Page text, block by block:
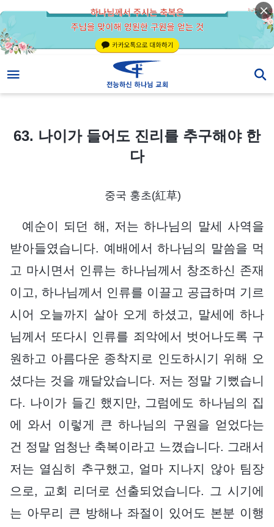
63. 나이가 들어도 진리를 추구해야 한다
63. 나이가 들어도 진리를 추구해야 한
다
중국 훙초(紅草)
예순이 되던 해, 저는 하나님의 말세 사역을
받아들였습니다. 예배에서 하나님의 말씀을 먹
고 마시면서 인류는 하나님께서 창조하신 존재
이고, 하나님께서 인류를 이끌고 공급하며 기르
시어 오늘까지 살아 오게 하셨고, 말세에 하나
님께서 또다시 인류를 죄악에서 벗어나도록 구
원하고 아름다운 종착지로 인도하시기 위해 오
셨다는 것을 깨달았습니다. 저는 정말 기뻤습니
다. 나이가 들긴 했지만, 그럼에도 하나님의 집
에 와서 이렇게 큰 하나님의 구원을 얻었다는
건 정말 엄청난 축복이라고 느꼈습니다. 그래서
저는 열심히 추구했고, 얼마 지나지 않아 팀장
으로, 교회 리더로 선출되었습니다. 그 시기에
는 아무리 큰 방해나 좌절이 있어도 본분 이행